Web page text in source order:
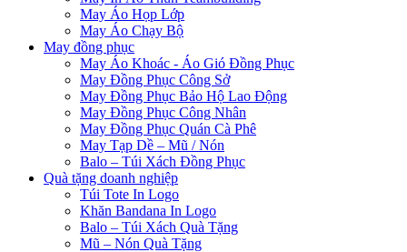
May Áo Họp Lớp
May Áo Chạy Bộ
May đồng phục
May Áo Khoác - Áo Gió Đồng Phục
May Đồng Phục Công Sở
May Đồng Phục Bảo Hộ Lao Động
May Đồng Phục Công Nhân
May Đồng Phục Quán Cà Phê
May Tạp Dề – Mũ / Nón
Balo – Túi Xách Đồng Phục
Quà tặng doanh nghiệp
Túi Tote In Logo
Khăn Bandana In Logo
Balo – Túi Xách Quà Tặng
Mũ – Nón Quà Tặng